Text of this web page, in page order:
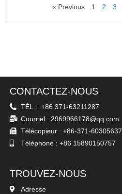
« Previous 1 2 3
CONTACTEZ-NOUS
TÉL. : +86 371-63211287
Courriel : 2969966178@qq.com
Télécopieur : +86-371-60305637
Téléphone : +86 15890150757
TROUVEZ-NOUS
Adresse